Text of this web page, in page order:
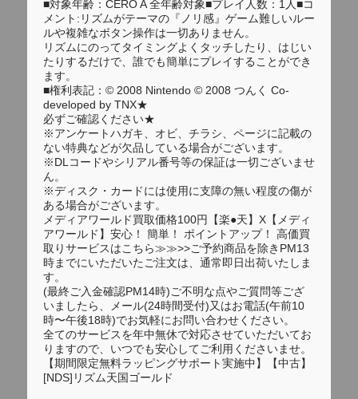
■対象年齢：CERO A 全年齢対象■プレイ人数：1人■コ
メント:リズムがテーマの『ノリ感』ゲーム難しいルー
ルや複雑なボタン操作は一切ありません。
リズムにのってタイミングよくタッチしたり、はじい
たりするだけで、誰でも簡単にプレイすることができ
ます。
■権利表記：© 2008 Nintendo © 2008 つんく Co-
developed by TNX★
必ずご確認ください★
※アンケートハガキ、オビ、チラシ、ページに記載の
ない特典などが欠品している場合がございます。
※DLコードやシリアル番号等の保証は一切ございませ
ん。
※ディスク・カードには使用に支障の無い程度の傷が
ある場合がございます。
メディアワールド買取価格100円【楽●天】X【メディ
アワールド】安心！ 簡単！ ポイントアップ！ 高価買
取りサービスはこちら≫≫>>ご予約商品を除きPM13
時までにいただいたご注文は、通常即日出荷いたしま
す。
(最終ご入金確認PM14時)ご不明な点やご質問等ござ
いましたら、メール(24時間受付)又はお電話(午前10
時〜午後18時)でお気軽にお問い合わせください。
全てのサービスを年中無休で対応させていただいてお
りますので、いつでも安心してご利用くださいませ。
【期間限定無料ラッピングサポート実施中】【中古】
[NDS]リズム天国ゴールド